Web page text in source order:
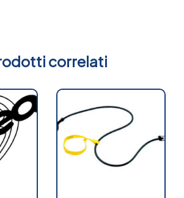
correlati